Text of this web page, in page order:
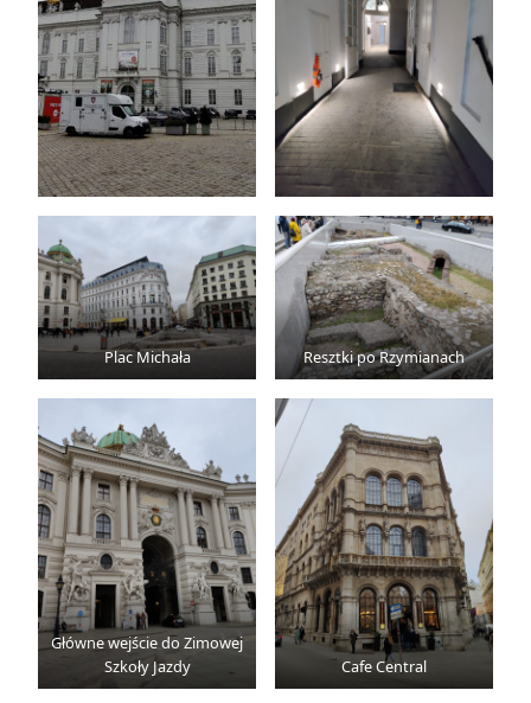
Plac Michała Resztki po Rzymianach
Główne wejście do Zimowej
Szkoły Jazdy
Cafe Central